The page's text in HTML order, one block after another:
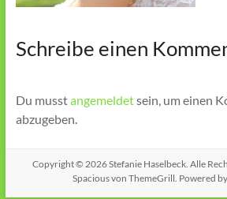
Schreibe einen
Du musstangemeldetsein, um einen
abzugeben.
Copyright © 2026Stefanie Haselbeck. Alle
Spaciousvon ThemeGrill. Powered